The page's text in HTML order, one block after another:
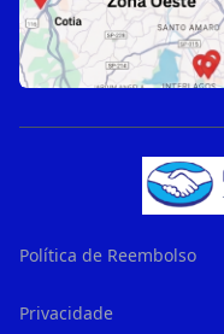
Política de Reembolso
Privacidade